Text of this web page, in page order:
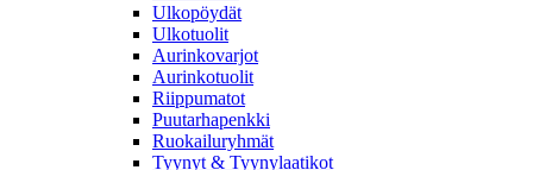
Ulkopöydät
Ulkotuolit
Aurinkovarjot
Aurinkotuolit
Riippumatot
Puutarhapenkki
Ruokailuryhmät
Tyynyt & Tyynylaatikot